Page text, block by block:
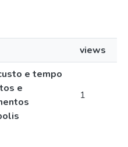
views
e tempo
e
1